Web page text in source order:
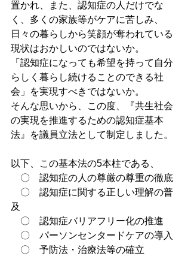
置かれ、また、認知症の人だけでな
く、多くの家族等がケアに苦しみ、
日々の暮らしから笑顔が奪われている
現状はおかしいのではないか。
「認知症になっても希望を持って自分
らしく暮らし続けることのできる社
会」を実現すべきではないか。
そんな思いから、この度、『共生社会
の実現を推進するための認知症基本
法』を議員立法として制定しました。
以下、この基本法の5本柱である、
〇　認知症の人の尊厳の尊重の徹底
〇　認知症に関する正しい理解の普
及
〇　認知症バリアフリー化の推進
〇　パーソンセンタードケアの導入
〇　予防法・治療法等の確立